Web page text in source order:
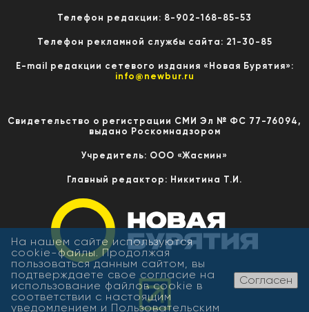
Телефон редакции: 8-902-168-85-53
Телефон рекламной службы сайта: 21-30-85
E-mail редакции сетевого издания «Новая Бурятия»:
info@newbur.ru
Свидетельство о регистрации СМИ Эл № ФС 77-76094,
выдано Роскомнадзором
Учредитель: ООО «Жасмин»
Главный редактор: Никитина Т.И.
На нашем сайте используются
cookie-файлы. Продолжая
пользоваться данным сайтом, вы
подтверждаете свое согласие на
использование файлов cookie в
соответствии с настоящим
уведомлением и Пользовательским
Согласен